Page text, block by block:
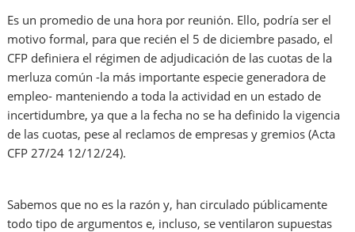
Es un promedio de una hora por reunión. Ello, podría ser el
motivo formal, para que recién el 5 de diciembre pasado, el
CFP definiera el régimen de adjudicación de las cuotas de la
merluza común -la más importante especie generadora de
empleo- manteniendo a toda la actividad en un estado de
incertidumbre, ya que a la fecha no se ha definido la vigencia
de las cuotas, pese al reclamos de empresas y gremios (Acta
CFP 27/24 12/12/24).
Sabemos que no es la razón y, han circulado públicamente
todo tipo de argumentos e, incluso, se ventilaron supuestas